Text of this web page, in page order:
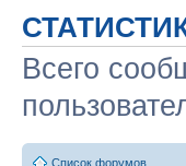
Всего
Список форумов